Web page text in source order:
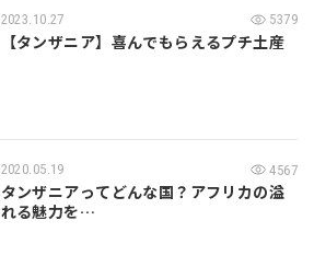
2023.10.27 5379
【タンザニア】喜んでもらえるプチ土産
2020.05.19 4567
タンザニアってどんな国？アフリカの溢
れる魅力を…